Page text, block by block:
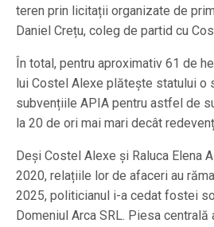
teren prin licitații organizate de
Daniel Crețu, coleg de partid cu
În total, pentru aproximativ 61 de
lui Costel Alexe plătește statului o
subvențiile APIA pentru astfel de
la 20 de ori mai mari decât
Deși Costel Alexe și Raluca Elena
2020, relațiile lor de afaceri au
2025, politicianul i-a cedat fostei
Domeniul Arca SRL. Piesa